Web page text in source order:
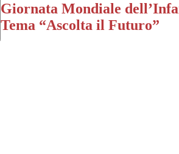
Giornata Mondiale
Tema “Ascolta il Futuro”